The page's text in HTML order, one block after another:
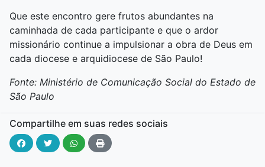
Que este encontro gere frutos abundantes na
caminhada de cada participante e que o ardor
missionário continue a impulsionar a obra de Deus em
cada diocese e arquidiocese de São Paulo!
Fonte: Ministério de Comunicação Social do Estado de
São Paulo
Compartilhe em suas redes sociais